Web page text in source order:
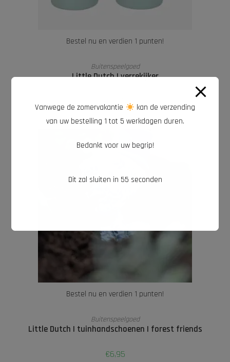
Bestel nu en verdien 1 punten!
LEES VERDER
Buitenspeelgoed
Little Dutch | verrekijker
€ 12,95
Bestel nu en verdien 1 punten!
TOEVOEGEN AAN WINKELWAGEN
Buitenspeelgoed
Little Dutch | tuinhandschoenen | forest friends
€6,95
Vanwege de zomervakantie
kan de verzending
van uw bestelling 1 tot 5 werkdagen duren.
Bedankt voor uw begrip!
Dit zal sluiten in 54 seconden